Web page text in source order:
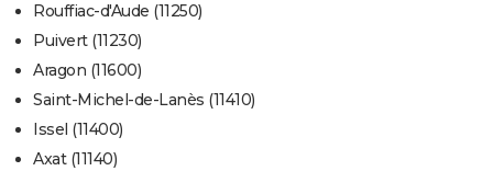
Rouffiac-d'Aude (11250)
Puivert (11230)
Aragon (11600)
Saint-Michel-de-Lanès (11410)
Issel (11400)
Axat (11140)